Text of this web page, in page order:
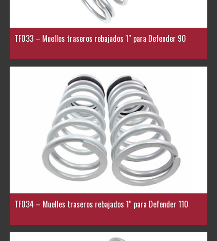
TF033 – Muelles traseros rebajados 1″ para Defender 90
TF034 – Muelles traseros rebajados 1″ para Defender 110